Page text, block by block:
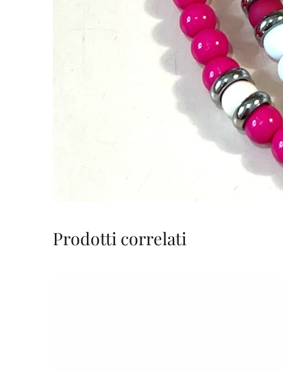
Prodotti correlati